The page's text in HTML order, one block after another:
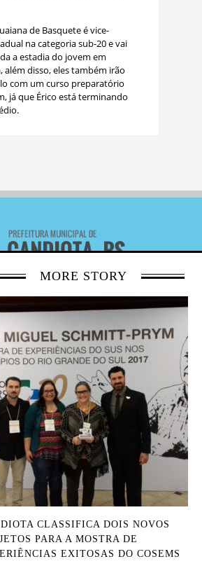
de Basquete é vice-
na categoria sub-20 e vai
a estadia do jovem em
além disso, eles também irão
com um curso preparatório
já que Érico está terminando
MORE STORY
CLASSIFICA DOIS NOVOS
PARA A MOSTRA DE
EXITOSAS DO COSEMS
Vida